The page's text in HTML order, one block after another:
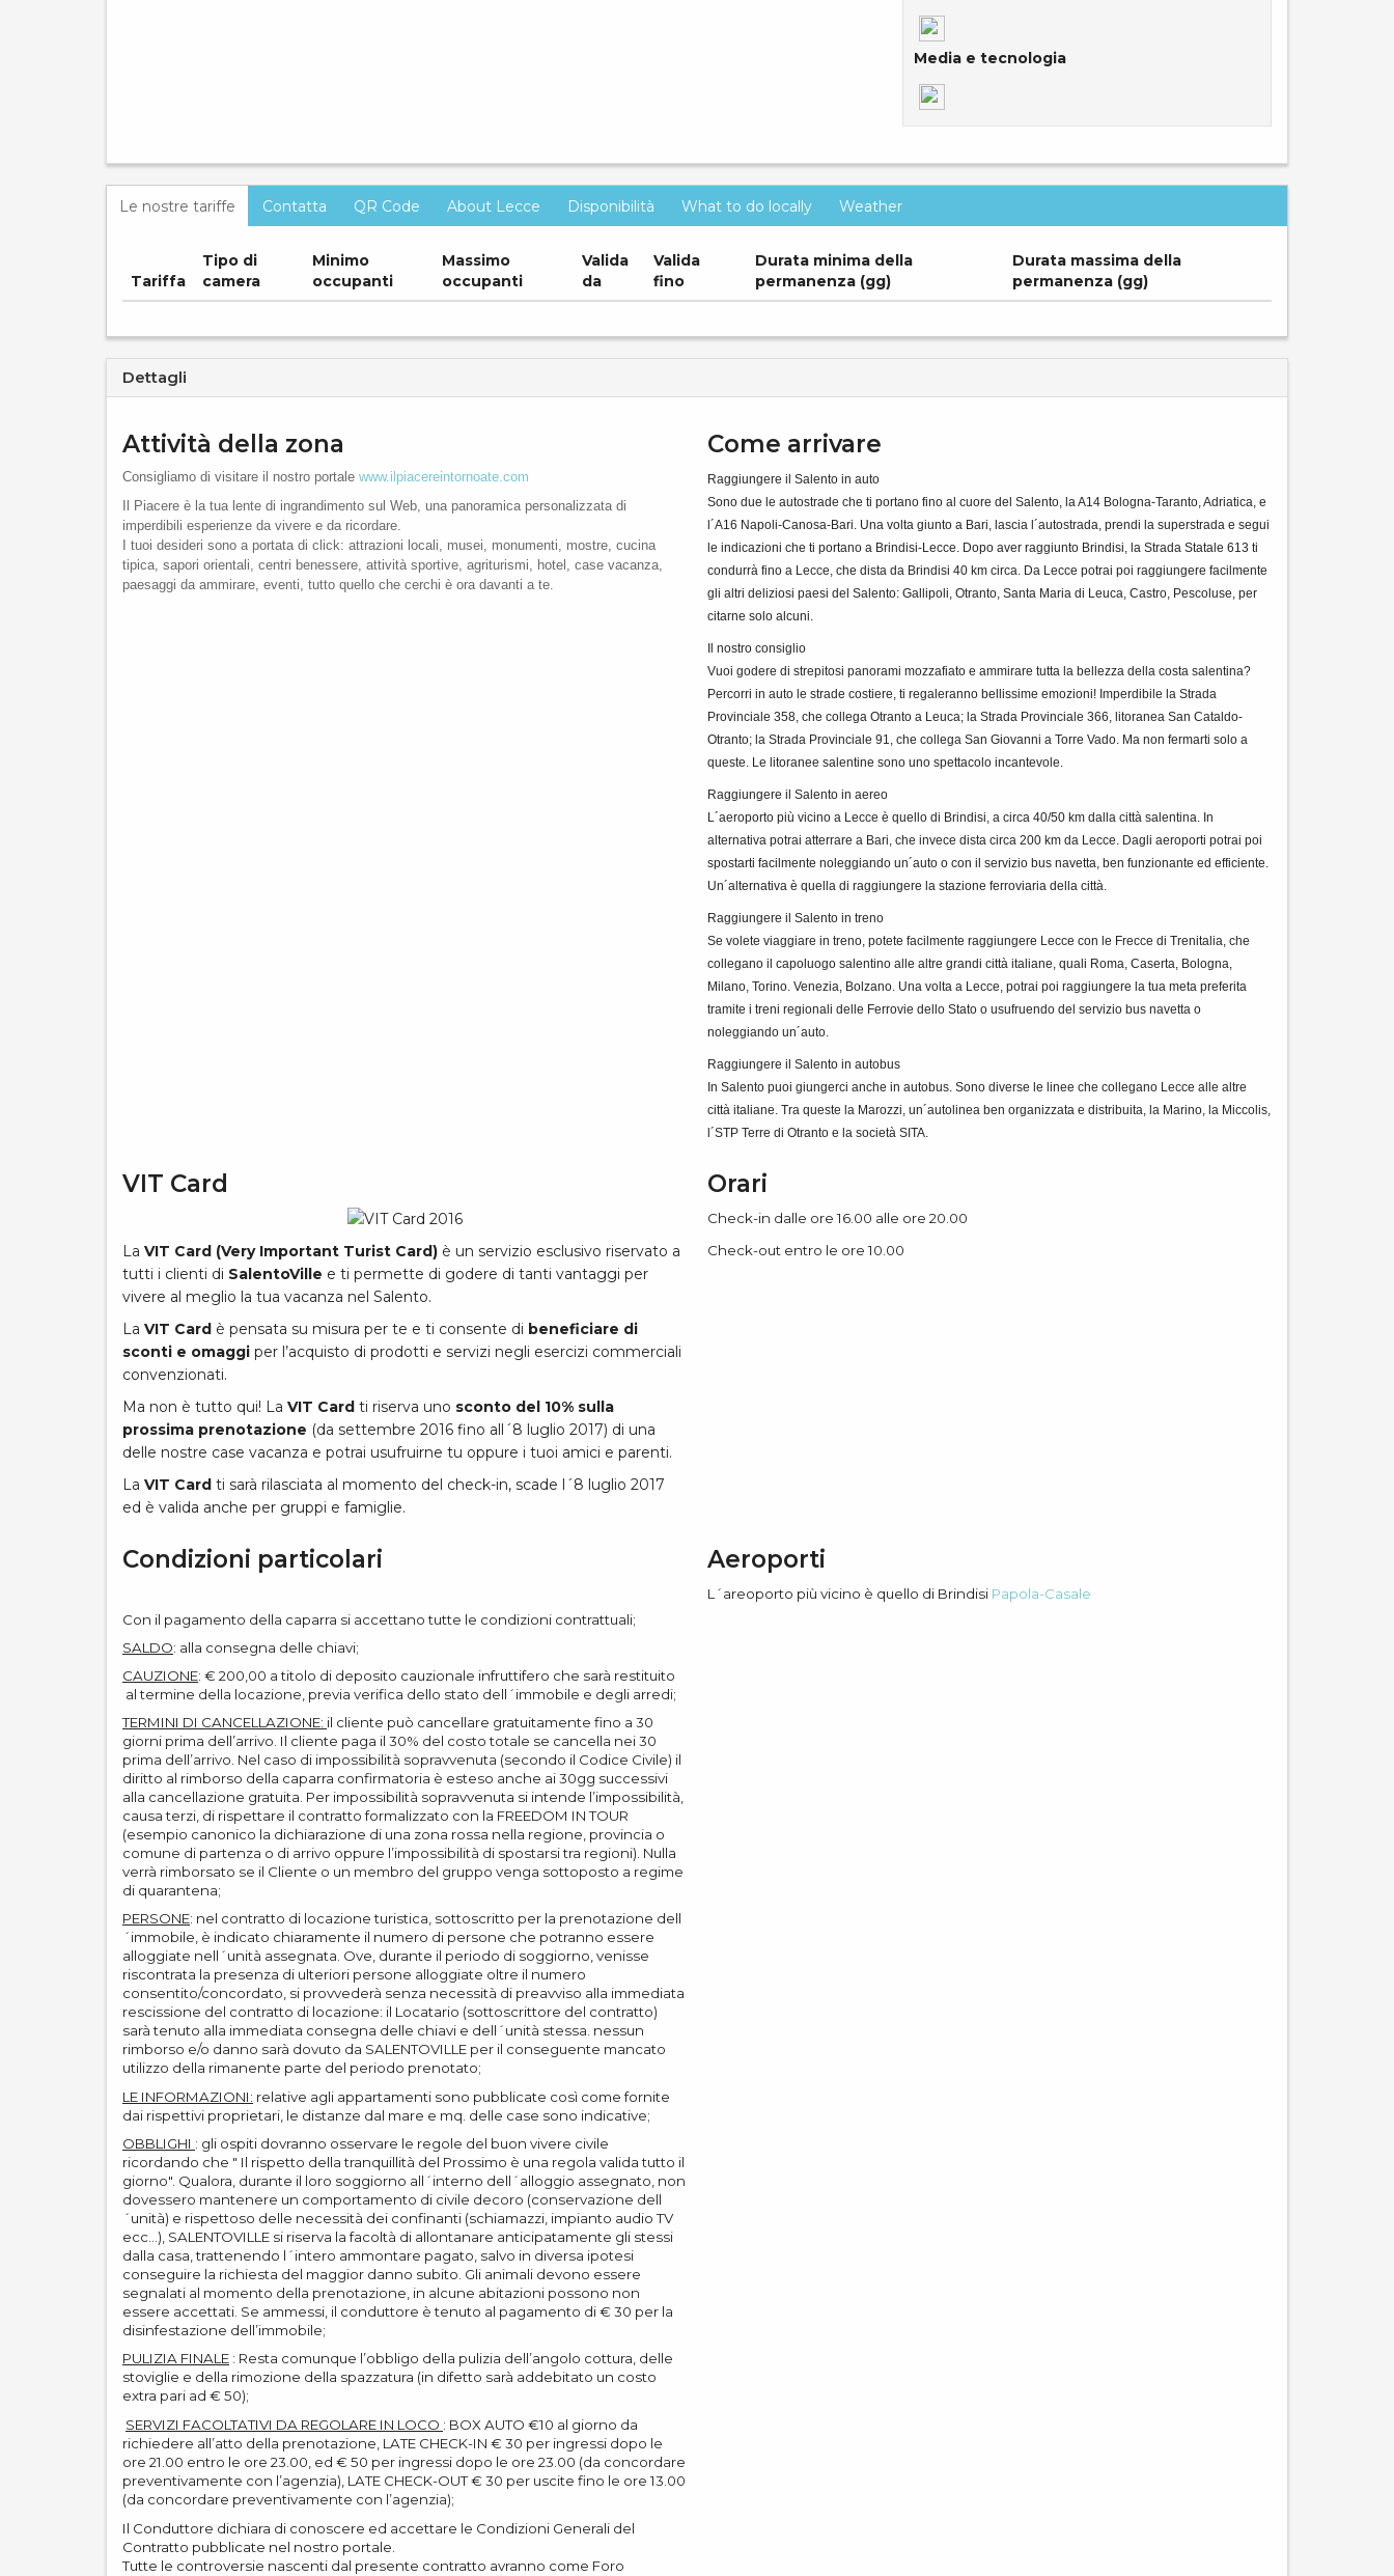
Media e tecnologia
Le nostre tariffe Contatta QR Code About Lecce Disponibilità What to do locally Weather
Tariffa
Tipo di
camera
Minimo
occupanti
Massimo
occupanti
Valida
da
Valida
fino
Durata minima della
permanenza (gg)
Durata massima della
permanenza (gg)
Dettagli
Attività della zona
Consigliamo di visitare il nostro portale www.ilpiacereintornoate.com
Il Piacere è la tua lente di ingrandimento sul Web, una panoramica personalizzata di
imperdibili esperienze da vivere e da ricordare.
I tuoi desideri sono a portata di click: attrazioni locali, musei, monumenti, mostre, cucina
tipica, sapori orientali, centri benessere, attività sportive, agriturismi, hotel, case vacanza,
paesaggi da ammirare, eventi, tutto quello che cerchi è ora davanti a te.
Come arrivare
Raggiungere il Salento in auto
Sono due le autostrade che ti portano fino al cuore del Salento, la A14 Bologna-Taranto, Adriatica, e
l´A16 Napoli-Canosa-Bari. Una volta giunto a Bari, lascia l´autostrada, prendi la superstrada e segui
le indicazioni che ti portano a Brindisi-Lecce. Dopo aver raggiunto Brindisi, la Strada Statale 613 ti
condurrà fino a Lecce, che dista da Brindisi 40 km circa. Da Lecce potrai poi raggiungere facilmente
gli altri deliziosi paesi del Salento: Gallipoli, Otranto, Santa Maria di Leuca, Castro, Pescoluse, per
citarne solo alcuni.
Il nostro consiglio
Vuoi godere di strepitosi panorami mozzafiato e ammirare tutta la bellezza della costa salentina?
Percorri in auto le strade costiere, ti regaleranno bellissime emozioni! Imperdibile la Strada
Provinciale 358, che collega Otranto a Leuca; la Strada Provinciale 366, litoranea San Cataldo-
Otranto; la Strada Provinciale 91, che collega San Giovanni a Torre Vado. Ma non fermarti solo a
queste. Le litoranee salentine sono uno spettacolo incantevole.
Raggiungere il Salento in aereo
L´aeroporto più vicino a Lecce è quello di Brindisi, a circa 40/50 km dalla città salentina. In
alternativa potrai atterrare a Bari, che invece dista circa 200 km da Lecce. Dagli aeroporti potrai poi
spostarti facilmente noleggiando un´auto o con il servizio bus navetta, ben funzionante ed efficiente.
Un´alternativa è quella di raggiungere la stazione ferroviaria della città.
Raggiungere il Salento in treno
Se volete viaggiare in treno, potete facilmente raggiungere Lecce con le Frecce di Trenitalia, che
collegano il capoluogo salentino alle altre grandi città italiane, quali Roma, Caserta, Bologna,
Milano, Torino. Venezia, Bolzano. Una volta a Lecce, potrai poi raggiungere la tua meta preferita
tramite i treni regionali delle Ferrovie dello Stato o usufruendo del servizio bus navetta o
noleggiando un´auto.
Raggiungere il Salento in autobus
In Salento puoi giungerci anche in autobus. Sono diverse le linee che collegano Lecce alle altre
città italiane. Tra queste la Marozzi, un´autolinea ben organizzata e distribuita, la Marino, la Miccolis,
l´STP Terre di Otranto e la società SITA.
VIT Card
La VIT Card (Very Important Turist Card) è un servizio esclusivo riservato a
tutti i clienti di SalentoVille e ti permette di godere di tanti vantaggi per
vivere al meglio la tua vacanza nel Salento.
La VIT Card è pensata su misura per te e ti consente di beneficiare di
sconti e omaggi per l’acquisto di prodotti e servizi negli esercizi commerciali
convenzionati.
Ma non è tutto qui! La VIT Card ti riserva uno sconto del 10% sulla
prossima prenotazione (da settembre 2016 fino all´8 luglio 2017) di una
delle nostre case vacanza e potrai usufruirne tu oppure i tuoi amici e parenti.
La VIT Card ti sarà rilasciata al momento del check-in, scade l´8 luglio 2017
ed è valida anche per gruppi e famiglie.
Orari
Check-in dalle ore 16.00 alle ore 20.00
Check-out entro le ore 10.00
Condizioni particolari
Con il pagamento della caparra si accettano tutte le condizioni contrattuali;
SALDO: alla consegna delle chiavi;
CAUZIONE: € 200,00 a titolo di deposito cauzionale infruttifero che sarà restituito
al termine della locazione, previa verifica dello stato dell´immobile e degli arredi;
TERMINI DI CANCELLAZIONE: il cliente può cancellare gratuitamente fino a 30
giorni prima dell’arrivo. Il cliente paga il 30% del costo totale se cancella nei 30
prima dell’arrivo. Nel caso di impossibilità sopravvenuta (secondo il Codice Civile) il
diritto al rimborso della caparra confirmatoria è esteso anche ai 30gg successivi
alla cancellazione gratuita. Per impossibilità sopravvenuta si intende l’impossibilità,
causa terzi, di rispettare il contratto formalizzato con la FREEDOM IN TOUR
(esempio canonico la dichiarazione di una zona rossa nella regione, provincia o
comune di partenza o di arrivo oppure l’impossibilità di spostarsi tra regioni). Nulla
verrà rimborsato se il Cliente o un membro del gruppo venga sottoposto a regime
di quarantena;
PERSONE: nel contratto di locazione turistica, sottoscritto per la prenotazione dell
´immobile, è indicato chiaramente il numero di persone che potranno essere
alloggiate nell´unità assegnata. Ove, durante il periodo di soggiorno, venisse
riscontrata la presenza di ulteriori persone alloggiate oltre il numero
consentito/concordato, si provvederà senza necessità di preavviso alla immediata
rescissione del contratto di locazione: il Locatario (sottoscrittore del contratto)
sarà tenuto alla immediata consegna delle chiavi e dell´unità stessa. nessun
rimborso e/o danno sarà dovuto da SALENTOVILLE per il conseguente mancato
utilizzo della rimanente parte del periodo prenotato;
LE INFORMAZIONI: relative agli appartamenti sono pubblicate così come fornite
dai rispettivi proprietari, le distanze dal mare e mq. delle case sono indicative;
OBBLIGHI : gli ospiti dovranno osservare le regole del buon vivere civile
ricordando che " Il rispetto della tranquillità del Prossimo è una regola valida tutto il
giorno". Qualora, durante il loro soggiorno all´interno dell´alloggio assegnato, non
dovessero mantenere un comportamento di civile decoro (conservazione dell
´unità) e rispettoso delle necessità dei confinanti (schiamazzi, impianto audio TV
ecc...), SALENTOVILLE si riserva la facoltà di allontanare anticipatamente gli stessi
dalla casa, trattenendo l´intero ammontare pagato, salvo in diversa ipotesi
conseguire la richiesta del maggior danno subito. Gli animali devono essere
segnalati al momento della prenotazione, in alcune abitazioni possono non
essere accettati. Se ammessi, il conduttore è tenuto al pagamento di € 30 per la
disinfestazione dell’immobile;
PULIZIA FINALE : Resta comunque l’obbligo della pulizia dell’angolo cottura, delle
stoviglie e della rimozione della spazzatura (in difetto sarà addebitato un costo
extra pari ad € 50);
SERVIZI FACOLTATIVI DA REGOLARE IN LOCO : BOX AUTO €10 al giorno da
richiedere all’atto della prenotazione, LATE CHECK-IN € 30 per ingressi dopo le
ore 21.00 entro le ore 23.00, ed € 50 per ingressi dopo le ore 23.00 (da concordare
preventivamente con l’agenzia), LATE CHECK-OUT € 30 per uscite fino le ore 13.00
(da concordare preventivamente con l’agenzia);
Il Conduttore dichiara di conoscere ed accettare le Condizioni Generali del
Contratto pubblicate nel nostro portale.
Tutte le controversie nascenti dal presente contratto avranno come Foro
Aeroporti
L´areoporto più vicino è quello di Brindisi Papola-Casale